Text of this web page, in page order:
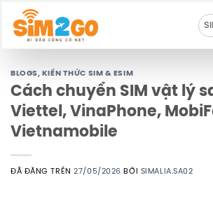
Chuyển
đến
BLOGS, KIẾN THỨC SIM & ESIM
Cách chuyển SIM vật lý
Viettel, VinaPhone,
Vietnamobile
ĐÃ ĐĂNG TRÊN27/05/2026 BỞI SIMALIA.SA02